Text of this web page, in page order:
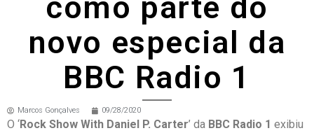
novo especial da
BBC Radio 1
Marcos Gonçalves 09/28/2020
O ‘Rock Show With Daniel P. Carter’ da BBC Radio 1 exibiu